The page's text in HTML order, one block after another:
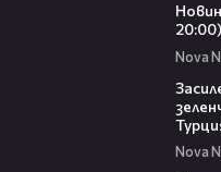
20:00)
Nova
Nova